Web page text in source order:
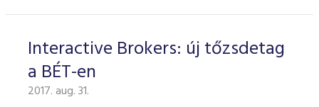
Interactive Brokers: új tőzsdetag
a BÉT-en
2017. aug. 31.